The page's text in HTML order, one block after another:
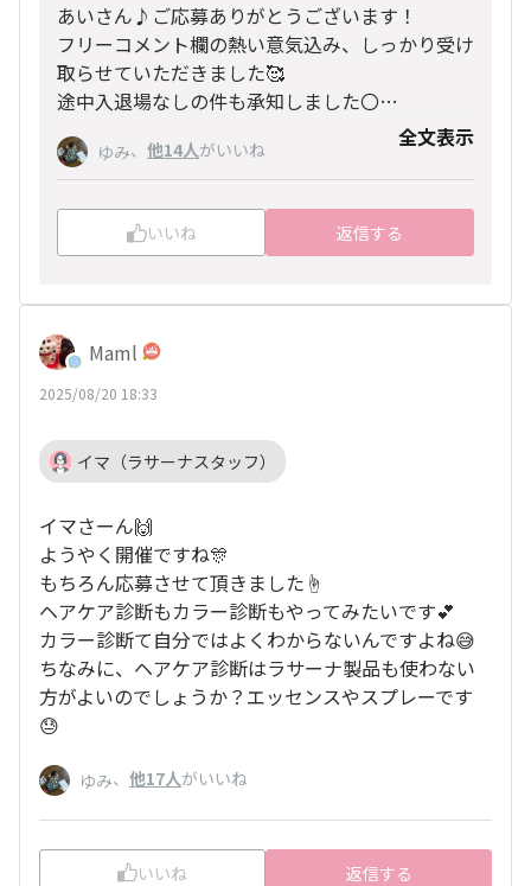
あいさん♪ご応募ありがとうございます！
フリーコメント欄の熱い意気込み、しっかり受け
取らせていただきました🥰
途中入退場なしの件も承知しました〇
当日お会いできるのを楽しみにしております💕
ゆみ、 他14人がいいね 全文表示
いいね 返信する
Maml
2025/08/20 18:33
イマ（ラサーナスタッフ）
イマさーん🙌
ようやく開催ですね🎊
もちろん応募させて頂きました☝️
ヘアケア診断もカラー診断もやってみたいです💕
カラー診断て自分ではよくわからないんですよね😅
ちなみに、ヘアケア診断はラサーナ製品も使わない
方がよいのでしょうか？エッセンスやスプレーです
😓
ゆみ、 他17人がいいね
いいね 返信する